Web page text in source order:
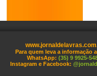
Para quem leva a informação
WhatsApp: (35) 9 9925-
Instagram e Facebook: